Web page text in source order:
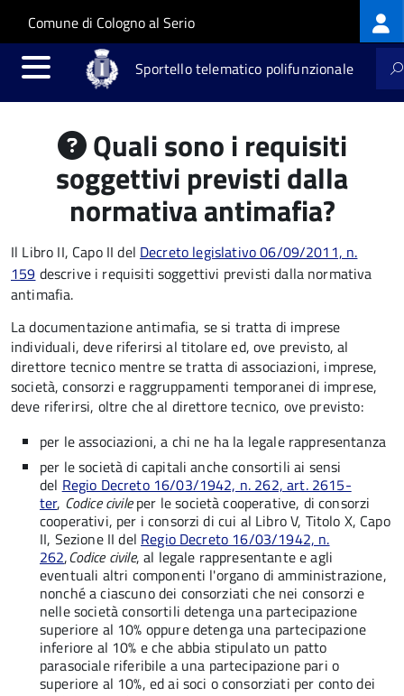
Salta al contenuto principale
Skip to site navigation
Comune di Cologno al Serio
Sportello telematico polifunzionale
Quali sono i requisiti
soggettivi previsti dalla
normativa antimafia?
Il Libro II, Capo II del Decreto legislativo 06/09/2011, n.
159 descrive i requisiti soggettivi previsti dalla normativa
antimafia.
La documentazione antimafia, se si tratta di imprese
individuali, deve riferirsi al titolare ed, ove previsto, al
direttore tecnico mentre setratta diassociazioni, imprese,
società,consorzi e raggruppamenti temporanei di imprese,
deve riferirsi, oltre che al direttore tecnico, ove previsto:
per le associazioni, a chi ne ha la legale rappresentanza
per le società di capitali anche consortili ai sensi
del Regio Decreto 16/03/1942, n. 262, art. 2615-
ter, Codice civileper le società cooperative, di consorzi
cooperativi, per i consorzi di cui al Libro V, Titolo X, Capo
II, Sezione II del Regio Decreto 16/03/1942, n.
262,Codice civile, al legale rappresentante e agli
eventuali altri componenti l'organo di amministrazione,
nonché a ciascuno dei consorziati che nei consorzi e
nelle società consortili detenga una partecipazione
superiore al 10% oppure detenga una partecipazione
inferiore al 10% e che abbia stipulato un patto
parasociale riferibile a una partecipazione pari o
superiore al 10%, ed ai soci o consorziati per conto dei